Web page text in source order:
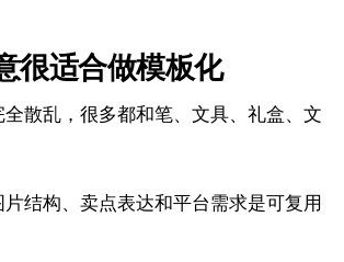
很适合做模板化
散乱，很多都和笔、文具、礼盒、文
结构、卖点表达和平台需求是可复用